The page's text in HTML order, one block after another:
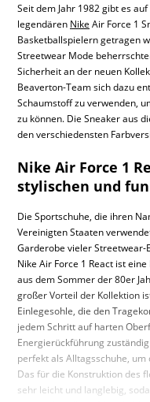
Seit dem Jahr 1982 gibt es
legendären Nike Air Force 1
Basketballspielern getragen
Streetwear Mode
Sicherheit an der neuen
Beaverton-Team sich dazu
Schaumstoff zu verwenden,
zu können. Die Sneaker aus
den verschiedensten
Nike Air Force 1
stylischen und
Die Sportschuhe, die ihren
Vereinigten Staaten
Garderobe vieler Streetwear-
Nike Air Force 1 React ist
aus dem Sommer der 80er
großer Vorteil der Kollektion
Einlegesohle, die den
jedem Schritt auf harten
Energierückführung
perfekt als Alltagsschuhe,
Das für die Konstruktion des
sehr leicht und langlebig,